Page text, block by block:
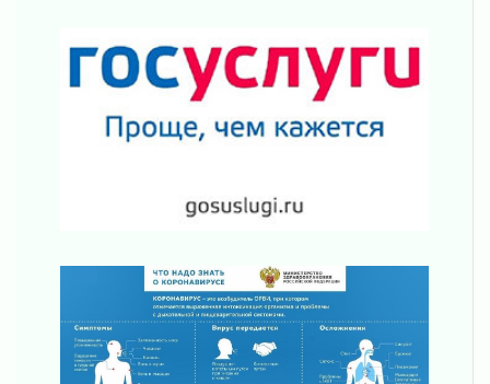
Болезнь девственниц и вампиров
01 августа 2026
Безмолвный крик о помощи
01 августа 2026
В музей всей семьёй
Без заявлений и очередей
Все силы в кулак
01 августа 2026
Айда на пляж!